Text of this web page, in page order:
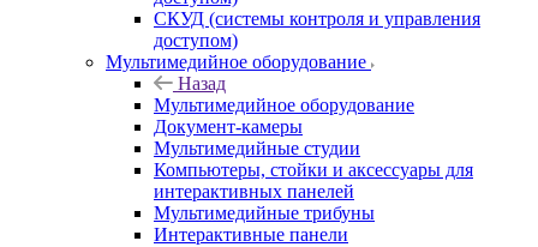
СКУД (системы контроля и управления
доступом)
Мультимедийное оборудование
Назад
Мультимедийное оборудование
Документ-камеры
Мультимедийные студии
Компьютеры, стойки и аксессуары для
интерактивных панелей
Мультимедийные трибуны
Интерактивные панели